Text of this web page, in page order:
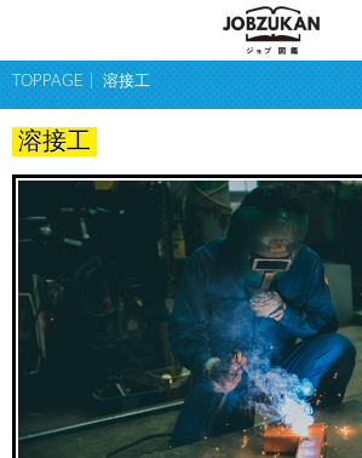
TOPPAGE 溶接工
溶接工